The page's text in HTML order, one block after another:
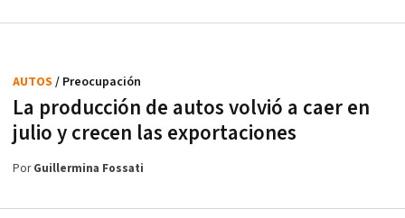
La producción de autos volvió a caer en
julio y crecen las exportaciones
AUTOS / Preocupación
PorGuillermina Fossati